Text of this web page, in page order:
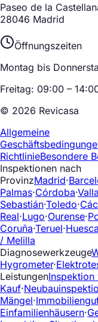
Paseo de la
28046 Madrid
Öffnungszeiten
Montag bis
Freitag: 09:00 –
© 2026 Revicasa
Allgemeine
RichtlinieBesondere
Inspektionen nach
ProvinzMadrid·
Palmas·Córdoba·
Sebastián·Toledo·
Real·Lugo·Ourense·
Coruña·Teruel·Huesca
/ Melilla
Diagnosewerkzeuge
Hygrometer·
LeistungenInspektion
Kauf·
Mängel·
Einfamilienhäusern·